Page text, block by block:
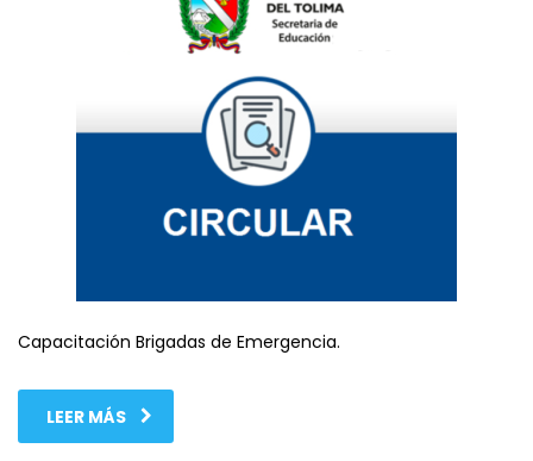
Capacitación Brigadas de Emergencia.
LEER MÁS